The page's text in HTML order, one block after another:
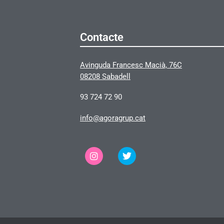
Contacte
Avinguda Francesc Macià, 76C
08208 Sabadell
93 724 72 90
info@agoragrup.cat